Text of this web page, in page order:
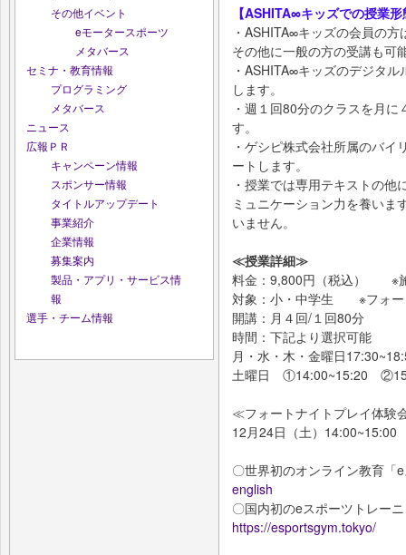
その他イベント
eモータースポーツ
メタバース
セミナ・教育情報
プログラミング
メタバース
ニュース
広報ＰＲ
キャンペーン情報
スポンサー情報
タイトルアップデート
事業紹介
企業情報
募集案内
製品・アプリ・サービス情
報
選手・チーム情報
【ASHITA∞キッズでの授業
・ASHITA∞キッズの会員の
その他に一般の方の受講も可
・ASHITA∞キッズのデジタ
します。
・週１回80分のクラスを月に
す
・ゲシピ株式会社所属のバ
ートします。
・授業では専用テキストの
ミュニケーション力を養いま
いません。
≪授業詳細≫
料金：9,800円（税込） ※
対象：小・中学生 ※フォー
開講：月４回/１回80分
時間：下記より選択可能
月・水・木・金曜日
土曜日 ①14:00~15:20
≪フォートナイトプレイ体験
12月24日（土）14:00~15:00
〇世界初のオンライン教育「
english
〇国内初のeスポーツトレ
https://esportsgym.tokyo/